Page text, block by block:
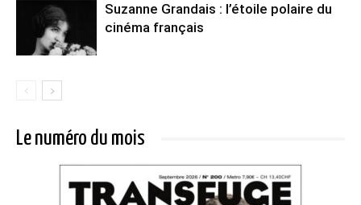
Suzanne Grandais : l’étoile polaire du
cinéma français
Le numéro du mois